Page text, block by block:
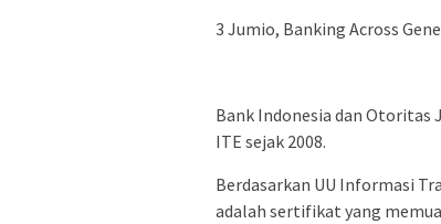
3 Jumio, Banking Across
Bank Indonesia dan Otoritas
ITE sejak 2008.
Berdasarkan UU Informasi
adalah sertifikat yang